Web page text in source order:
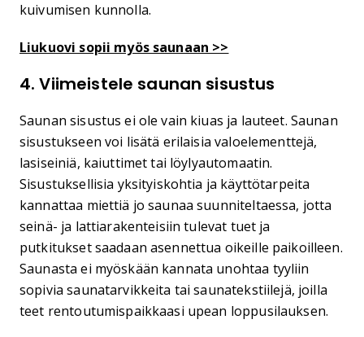
kuivumisen kunnolla.
Liukuovi sopii myös saunaan >>
4. Viimeistele saunan sisustus
Saunan sisustus ei ole vain kiuas ja lauteet. Saunan
sisustukseen voi lisätä erilaisia valoelementtejä,
lasiseiniä, kaiuttimet tai löylyautomaatin.
Sisustuksellisia yksityiskohtia ja käyttötarpeita
kannattaa miettiä jo saunaa suunniteltaessa, jotta
seinä- ja lattiarakenteisiin tulevat tuet ja
putkitukset saadaan asennettua oikeille paikoilleen.
Saunasta ei myöskään kannata unohtaa tyyliin
sopivia saunatarvikkeita tai saunatekstiilejä, joilla
teet rentoutumispaikkaasi upean loppusilauksen.